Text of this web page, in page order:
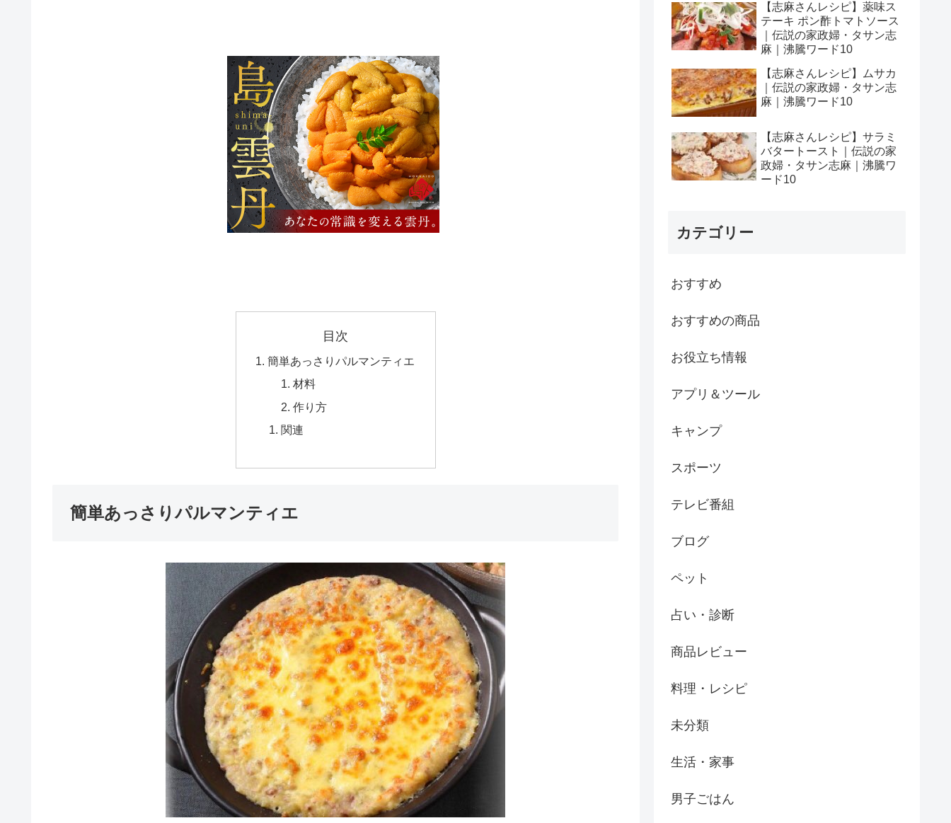
目次
簡単あっさりパルマンティエ
材料
作り方
関連
簡単あっさりパルマンティエ
【志麻さんレシピ】薬味ス
テーキ ポン酢トマトソース
｜伝説の家政婦・タサン志
麻｜沸騰ワード10
【志麻さんレシピ】ムサカ
｜伝説の家政婦・タサン志
麻｜沸騰ワード10
【志麻さんレシピ】サラミ
バタートースト｜伝説の家
政婦・タサン志麻｜沸騰ワ
ード10
カテゴリー
おすすめ
おすすめの商品
お役立ち情報
アプリ＆ツール
キャンプ
スポーツ
テレビ番組
ブログ
ペット
占い・診断
商品レビュー
料理・レシピ
未分類
生活・家事
男子ごはん